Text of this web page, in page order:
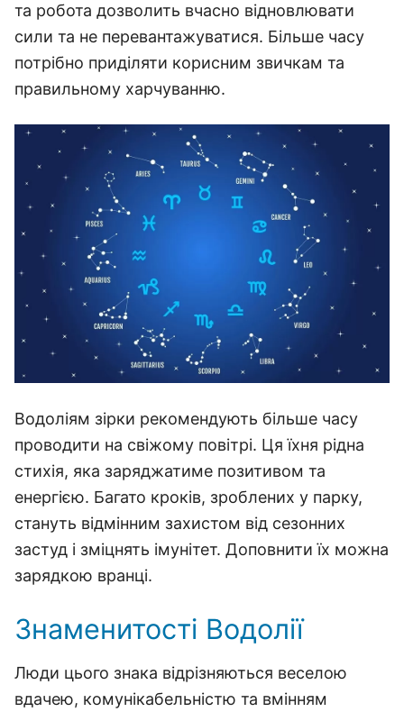
та робота дозволить вчасно відновлювати
сили та не перевантажуватися. Більше часу
потрібно приділяти корисним звичкам та
правильному харчуванню.
Водоліям зірки рекомендують більше часу
проводити на свіжому повітрі. Ця їхня рідна
стихія, яка заряджатиме позитивом та
енергією. Багато кроків, зроблених у парку,
стануть відмінним захистом від сезонних
застуд і зміцнять імунітет. Доповнити їх можна
зарядкою вранці.
Знаменитості Водолії
Люди цього знака відрізняються веселою
вдачею, комунікабельністю та вмінням